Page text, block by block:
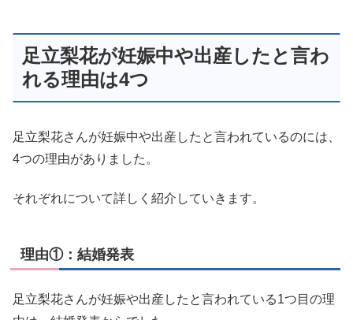
足立梨花が妊娠中や出産したと言わ
れる理由は4つ
足立梨花さんが妊娠中や出産したと言われているのには、
4つの理由がありました。
それぞれについて詳しく紹介していきます。
理由①：結婚発表
足立梨花さんが妊娠や出産したと言われている1つ目の理